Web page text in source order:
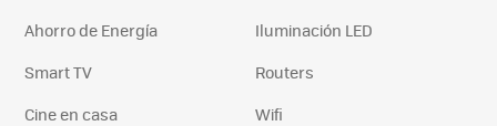
Ahorro de Energía
Iluminación LED
Smart TV
Routers
Cine en casa
Wifi